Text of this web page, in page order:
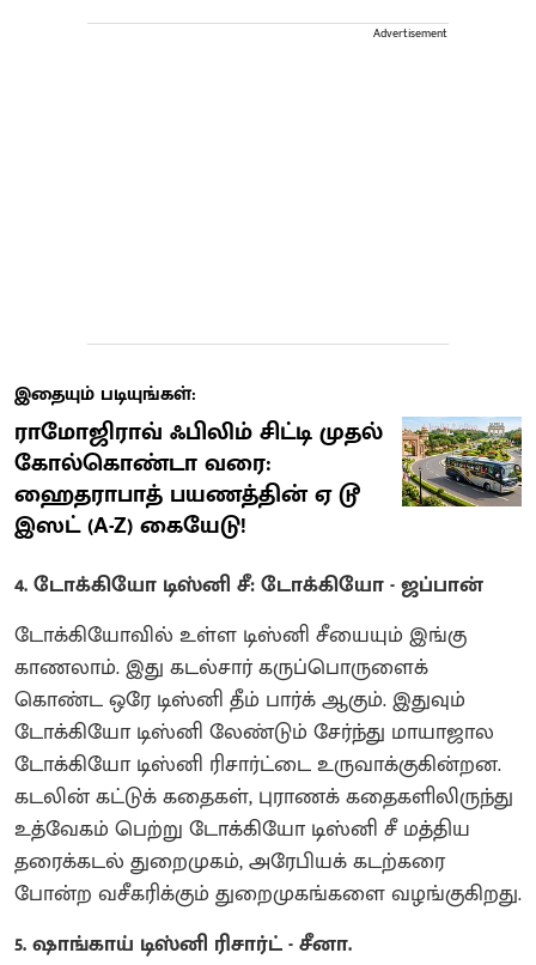
Advertisement
இதையும் படியுங்கள்:
ராமோஜிராவ் ஃபிலிம் சிட்டி முதல்
கோல்கொண்டா வரை:
ஹைதராபாத் பயணத்தின் ஏ டூ
இஸட் (A-Z) கையேடு!
4. டோக்கியோ டிஸ்னி சீ: டோக்கியோ - ஜப்பான்
டோக்கியோவில் உள்ள டிஸ்னி சீயையும் இங்கு
காணலாம். இது கடல்சார் கருப்பொருளைக்
கொண்ட ஒரே டிஸ்னி தீம் பார்க் ஆகும். இதுவும்
டோக்கியோ டிஸ்னி லேண்டும் சேர்ந்து மாயாஜால
டோக்கியோ டிஸ்னி ரிசார்ட்டை உருவாக்குகின்றன.
கடலின் கட்டுக் கதைகள், புராணக் கதைகளிலிருந்து
உத்வேகம் பெற்று டோக்கியோ டிஸ்னி சீ மத்திய
தரைக்கடல் துறைமுகம், அரேபியக் கடற்கரை
போன்ற வசீகரிக்கும் துறைமுகங்களை வழங்குகிறது.
5. ஷாங்காய் டிஸ்னி ரிசார்ட் - சீனா.